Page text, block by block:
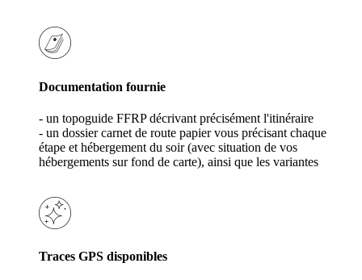
Documentation fournie
- un topoguide FFRP décrivant précisément l'itinéraire
- un dossier carnet de route papier vous précisant chaque
étape et hébergement du soir (avec situation de vos
hébergements sur fond de carte), ainsi que les variantes
Traces GPS disponibles